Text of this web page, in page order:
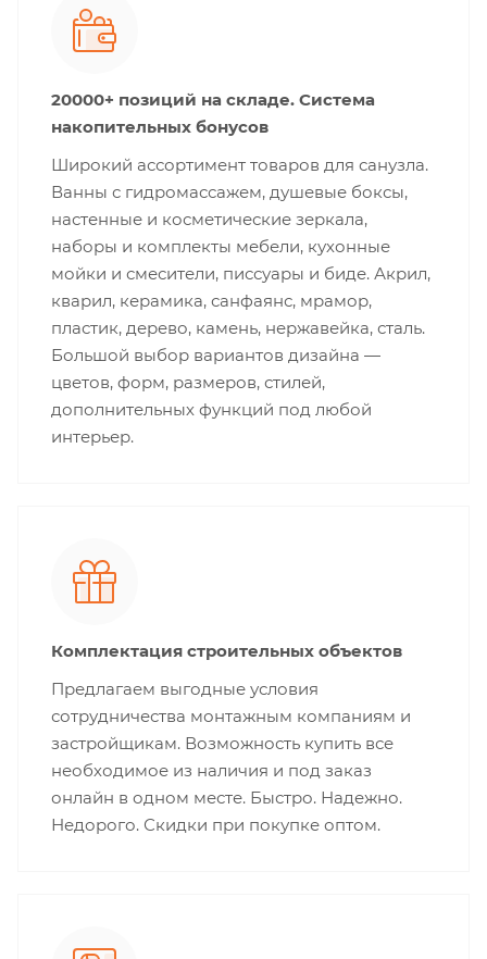
20000+ позиций на складе. Система
накопительных бонусов
Широкий ассортимент товаров для санузла.
Ванны с гидромассажем, душевые боксы,
настенные и косметические зеркала,
наборы и комплекты мебели, кухонные
мойки и смесители, писсуары и биде. Акрил,
кварил, керамика, санфаянс, мрамор,
пластик, дерево, камень, нержавейка, сталь.
Большой выбор вариантов дизайна —
цветов, форм, размеров, стилей,
дополнительных функций под любой
интерьер.
Комплектация строительных объектов
Предлагаем выгодные условия
сотрудничества монтажным компаниям и
застройщикам. Возможность купить все
необходимое из наличия и под заказ
онлайн в одном месте. Быстро. Надежно.
Недорого. Скидки при покупке оптом.